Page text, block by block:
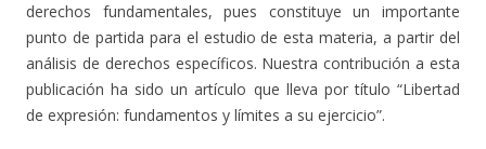
derechos fundamentales, pues constituye un importante
punto de partida para el estudio de esta materia, a partir del
análisis de derechos específicos. Nuestra contribución a esta
publicación ha sido un artículo que lleva por título “Libertad
de expresión: fundamentos y límites a su ejercicio”.